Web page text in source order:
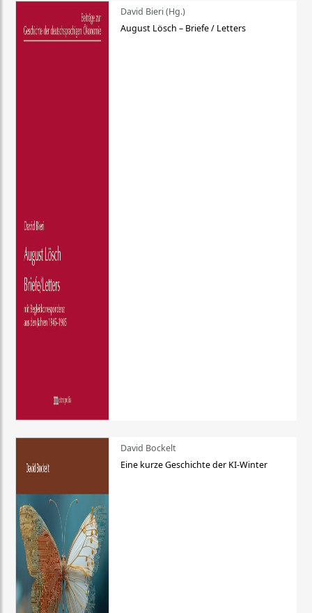
David Bieri (Hg.)
August Lösch – Briefe / Letters
David Bockelt
Eine kurze Geschichte der KI-Winter